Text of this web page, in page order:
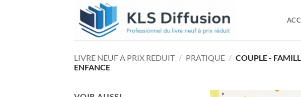
LIVRE NEUF A PRIX REDUIT / PRATIQUE / COUPLE -
ENFANCE